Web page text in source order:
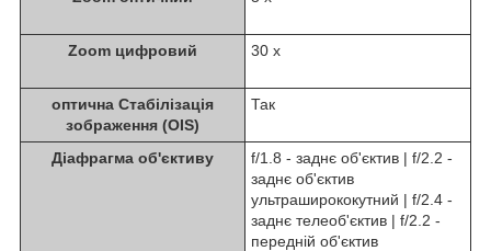
Zoom цифровий 30 x
оптична Стабілізація
зображення (OIS)
Так
Діафрагма об'єктиву
f/1.8 - заднє об'єктив | f/2.2 -
заднє об'єктив
ультраширококутний | f/2.4 -
заднє телеоб'єктив | f/2.2 -
передній об'єктив